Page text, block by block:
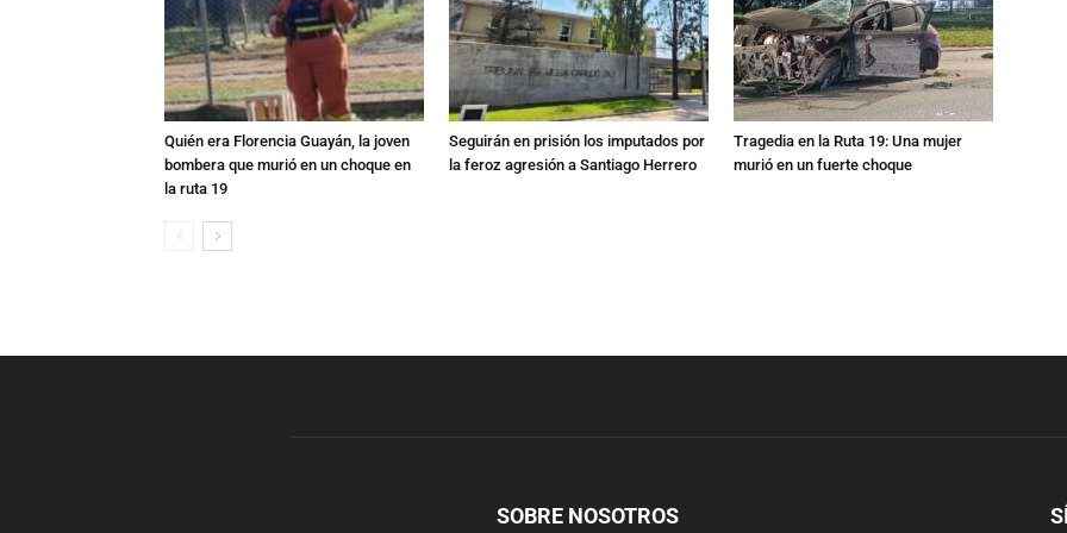
Quién era Florencia Guayán, la joven
bombera que murió en un choque en
la ruta 19
Seguirán en prisión los imputados por
la feroz agresión a Santiago Herrero
Tragedia en la Ruta 19: Una mujer
murió en un fuerte choque
SOBRE NOSOTROS